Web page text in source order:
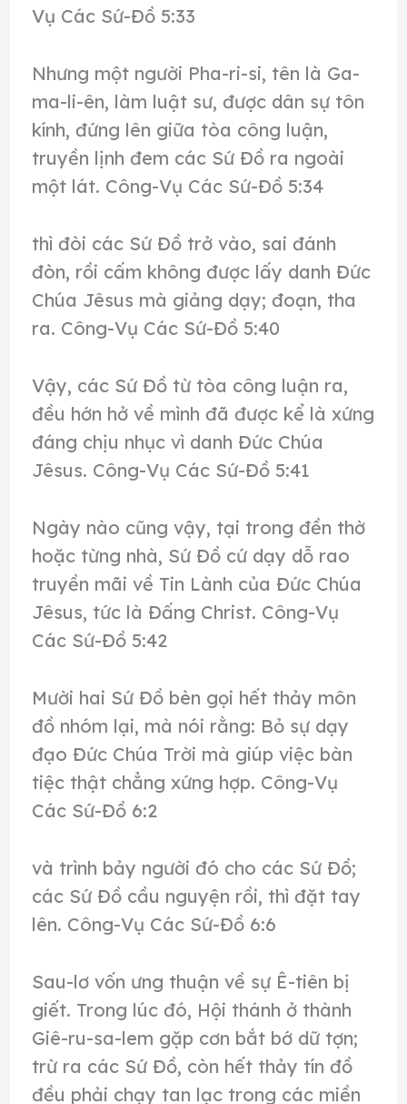
Vụ Các Sứ-Đồ 5:33
Nhưng một người Pha-ri-si, tên là Ga-
ma-li-ên, làm luật sư, được dân sự tôn
kính, đứng lên giữa tòa công luận,
truyền lịnh đem các Sứ Đồ ra ngoài
một lát. Công-Vụ Các Sứ-Đồ 5:34
thì đòi các Sứ Đồ trở vào, sai đánh
đòn, rồi cấm không được lấy danh Đức
Chúa Jêsus mà giảng dạy; đoạn, tha
ra. Công-Vụ Các Sứ-Đồ 5:40
Vậy, các Sứ Đồ từ tòa công luận ra,
đều hớn hở về mình đã được kể là xứng
đáng chịu nhục vì danh Đức Chúa
Jêsus. Công-Vụ Các Sứ-Đồ 5:41
Ngày nào cũng vậy, tại trong đền thờ
hoặc từng nhà, Sứ Đồ cứ dạy dỗ rao
truyền mãi về Tin Lành của Đức Chúa
Jêsus, tức là Đấng Christ. Công-Vụ
Các Sứ-Đồ 5:42
Mười hai Sứ Đồ bèn gọi hết thảy môn
đồ nhóm lại, mà nói rằng: Bỏ sự dạy
đạo Đức Chúa Trời mà giúp việc bàn
tiệc thật chẳng xứng hợp. Công-Vụ
Các Sứ-Đồ 6:2
và trình bảy người đó cho các Sứ Đồ;
các Sứ Đồ cầu nguyện rồi, thì đặt tay
lên. Công-Vụ Các Sứ-Đồ 6:6
Sau-lơ vốn ưng thuận về sự Ê-tiên bị
giết. Trong lúc đó, Hội thánh ở thành
Giê-ru-sa-lem gặp cơn bắt bớ dữ tợn;
trừ ra các Sứ Đồ, còn hết thảy tín đồ
đều phải chạy tan lạc trong các miền